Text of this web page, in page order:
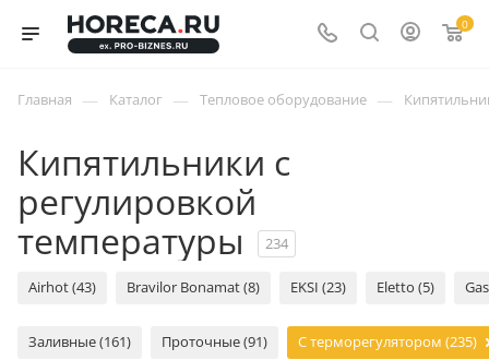
0
Главная — Каталог — Тепловое оборудование —
Кипятильники с
регулировкой
температуры
234
Airhot (43) Bravilor Bonamat (8) EKSI (23) Eletto (5)
Заливные (161) Проточные (91) С терморегулятором (235)